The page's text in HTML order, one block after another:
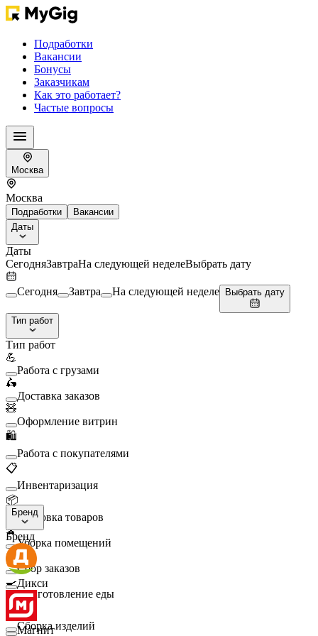
Подработки
Вакансии
Бонусы
Заказчикам
Как это работает?
Частые вопросы
Москва
Москва
Подработки
Вакансии
Даты
Даты
СегодняЗавтраНа следующей неделеВыбрать дату
Сегодня Завтра На следующей неделе Выбрать дату
Тип работ
Тип работ
💪
Работа с грузами
🛵
Доставка заказов
🧸
Оформление витрин
🛍️
Работа с покупателями
📋
Инвентаризация
📦
Упаковка товаров
🧹
Уборка помещений
🛒
Сбор заказов
🍳
Приготовление еды
🛠️
Сборка изделий
Бренд
Бренд
Дикси
Магнит